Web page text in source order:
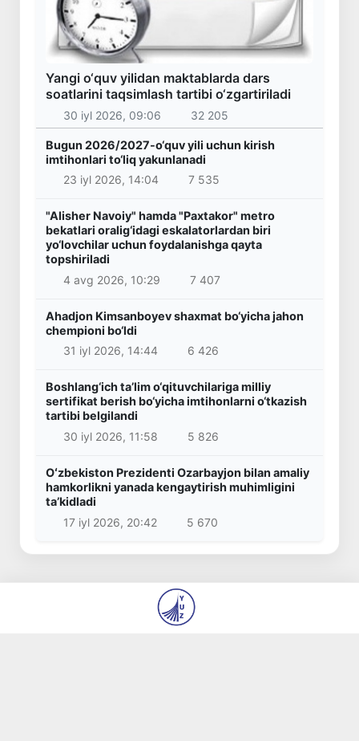
Yangi o‘quv yilidan maktablarda dars
soatlarini taqsimlash tartibi o‘zgartiriladi
30 iyl 2026, 09:06 32 205
Bugun 2026/2027-o‘quv yili uchun kirish
imtihonlari to‘liq yakunlanadi
23 iyl 2026, 14:04
7 535
"Alisher Navoiy" hamda "Paxtakor" metro
bekatlari oralig‘idagi eskalatorlardan biri
yo‘lovchilar uchun foydalanishga qayta
topshiriladi
4 avg 2026, 10:29
7 407
Ahadjon Kimsanboyev shaxmat bo‘yicha jahon
chempioni bo‘ldi
31 iyl 2026, 14:44
6 426
Boshlang‘ich ta’lim o‘qituvchilariga milliy
sertifikat berish bo‘yicha imtihonlarni o‘tkazish
tartibi belgilandi
30 iyl 2026, 11:58
5 826
Oʻzbekiston Prezidenti Ozarbayjon bilan amaliy
hamkorlikni yanada kengaytirish muhimligini
taʼkidladi
17 iyl 2026, 20:42
5 670